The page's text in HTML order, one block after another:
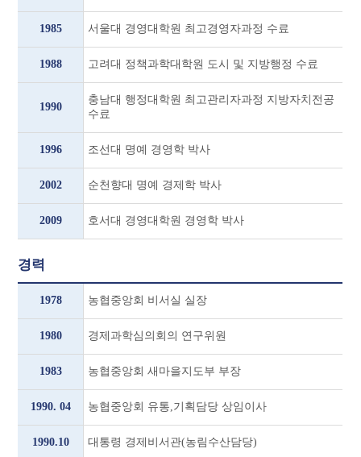
1985 서울대 경영대학원 최고경영자과정 수료
1988 고려대 정책과학대학원 도시 및 지방행정 수료
1990
충남대 행정대학원 최고관리자과정 지방자치전공
수료
1996 조선대 명예 경영학 박사
2002 순천향대 명예 경제학 박사
2009 호서대 경영대학원 경영학 박사
경력
1978 농협중앙회 비서실 실장
1980 경제과학심의회의 연구위원
1983 농협중앙회 새마을지도부 부장
1990. 04 농협중앙회 유통,기획담당 상임이사
1990.10 대통령 경제비서관(농림수산담당)